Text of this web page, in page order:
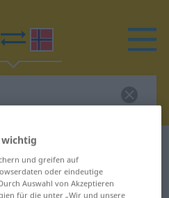
Übersetzung
und greifen auf
oder eindeutige
Auswahl von Akzeptieren
für die unter „Wir und unsere